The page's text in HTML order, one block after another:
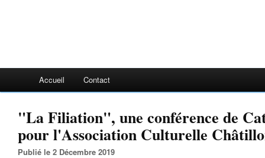
Accueil Contact
"La Filiation", une conférence de
pour l'Association Culturelle
Publié le 2 Décembre 2019